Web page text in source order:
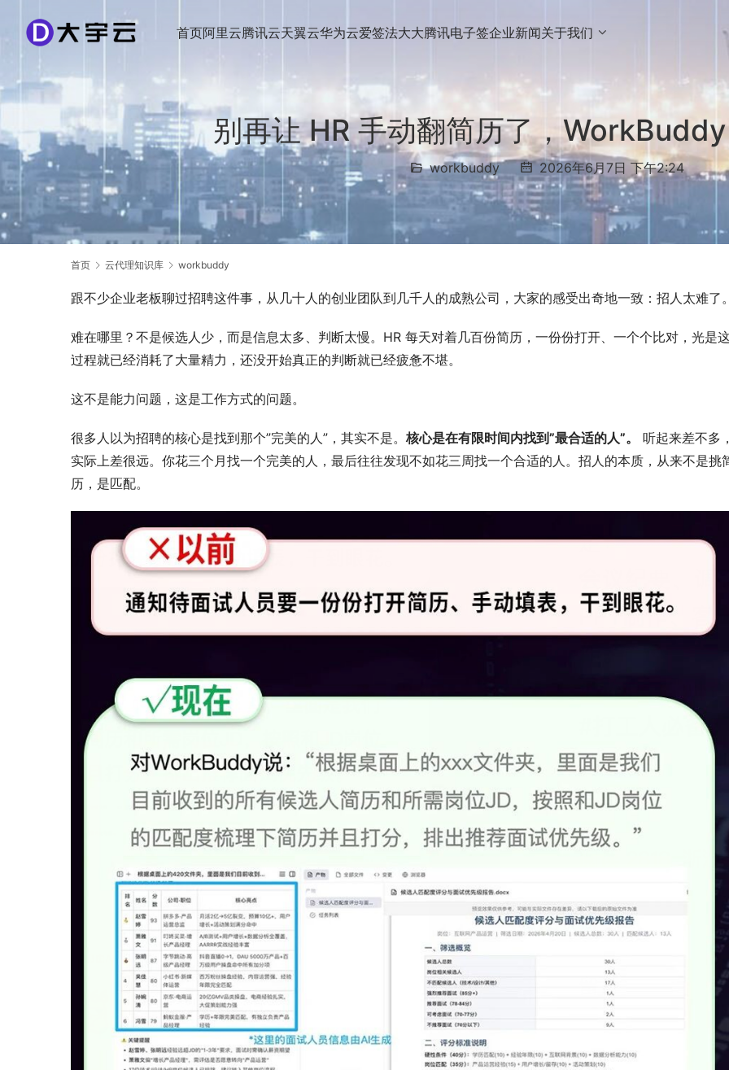
首页阿里云腾讯云天翼云华为云爱签法大大腾讯电子签企业新闻关于我们
别再让 HR 手动翻简历了，
workbuddy 2026年6月7日 下午2:24
首页 云代理知识库 workbuddy
跟不少企业老板聊过招聘这件事，从几十人的创业团队到几千人的成熟公司，大家的感受出奇地一致：招人太难了
难在哪里？不是候选人少，而是信息太多、判断太慢。HR 每天对着几百份简历，一份份打开、一个个比对，光是
过程就已经消耗了大量精力，还没开始真正的判断就已经疲惫不堪。
这不是能力问题，这是工作方式的问题。
很多人以为招聘的核心是找到那个”完美的人”，其实不是。 核心是在有限时间内找到”最合适的人”。
听起来差不多
实际上差很远。你花三个月找一个完美的人，最后往往发现不如花三周找一个合适的人。招人的本质，从来不是挑
历，是匹配。